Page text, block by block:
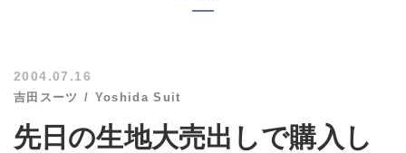
2004.07.16
吉田スーツ Yoshida Suit
先日の生地大売出しで購入し